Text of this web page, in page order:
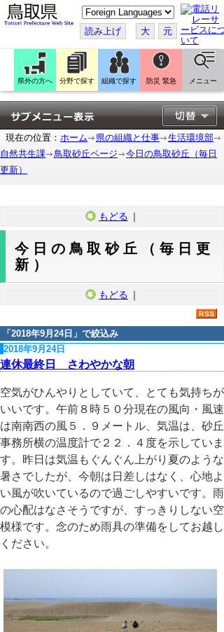
こ
の
ペ
ー
ジ
翻
訳
す
る
読み上げ 大 元
県外の方へ 分野で探す 組織で探す 防災 緊急 メニュー
現在の位置： ホーム 県の組織と仕事
生活環境部
自然共生課
鳥取砂丘ページ
今日の鳥取砂丘（毎日
更新）
もどる ｜
今日の鳥取砂丘（毎日更
新）
もどる ｜
「 2018年9月24日 」で絞込み
2018年9月24日
連休最終日 さわやかな朝
空気がひんやりとしていて、とても気持ちが
いいです。午前８時５０分現在の風向・風速
は南南西の風５．９メートル、気温は、砂丘
事務所横の温度計で２２．４度を示していま
す。昨日は気温もぐんぐん上がり夏のような
暑さでしたが、今朝は日差しはなく、心地よ
い風が吹いているので過ごしやすいです。雨
の心配はなさそうですが、すっきりしない空
模様です。念のため雨具の準備をしてお越し
ください。